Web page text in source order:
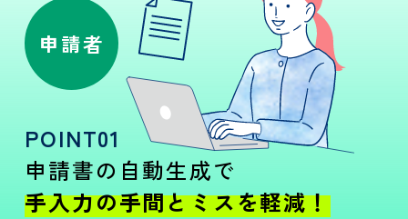
申請者
POINT01
申請書の自動生成で
手入力の手間とミスを軽減！